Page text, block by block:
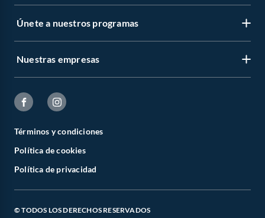
Únete a nuestros programas
Nuestras empresas
Términos y condiciones
Política de cookies
Política de privacidad
© TODOS LOS DERECHOS RESERVADOS